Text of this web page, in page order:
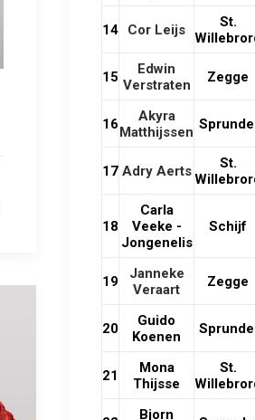
14 Cor Leijs
St.
15
Edwin
Verstraten
Zegge
16
Akyra
Matthijssen
17 Adry Aerts
St.
18
Carla
Veeke -
Jongenelis
Schijf
19
Janneke
Veraart
Zegge
20
Guido
Koenen
21
Mona
Thijsse
St.
Bjorn